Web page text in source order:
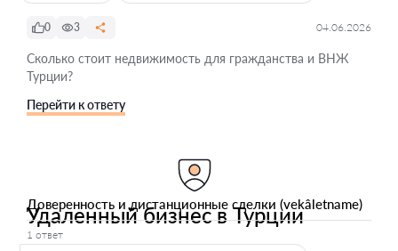
0 3 04.06.2026
Сколько стоит недвижимость для гражданства и ВНЖ
Турции?
Перейти к ответу
Доверенность и дистанционные сделки (vekâletname)
Удаленный бизнес в Турции
1 ответ